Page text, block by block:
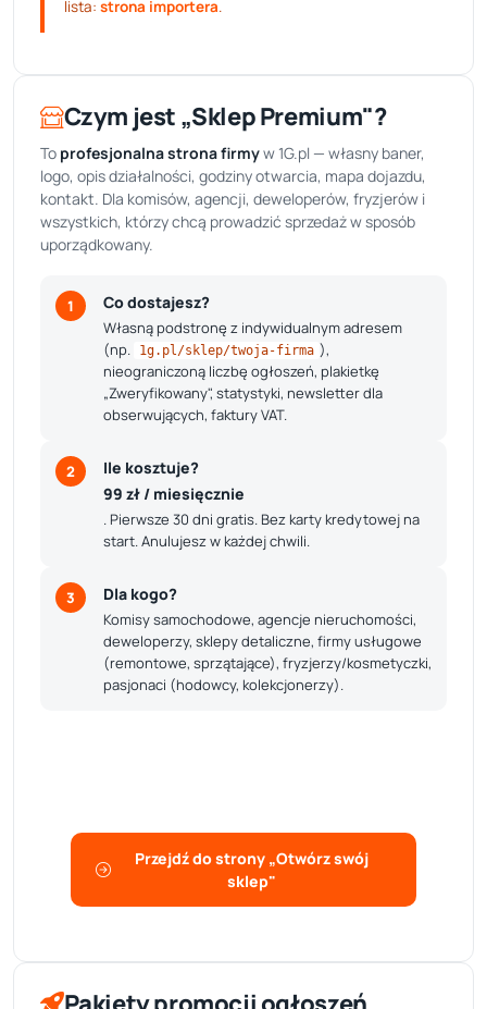
lista: strona importera.
Czym jest „Sklep Premium"?
To profesjonalna strona firmyw 1G.pl — własny baner,
logo, opis działalności, godziny otwarcia, mapa dojazdu,
kontakt. Dla komisów, agencji, deweloperów, fryzjerów i
wszystkich, którzy chcą prowadzić sprzedaż w sposób
uporządkowany.
1 Co dostajesz?
Własną podstronę z indywidualnym adresem
(np.
1g.pl/sklep/twoja-firma ),
nieograniczoną liczbę ogłoszeń, plakietkę
„Zweryfikowany", statystyki, newsletter dla
obserwujących, faktury VAT.
2
Ile kosztuje?
99 zł / miesięcznie
. Pierwsze 30 dni gratis. Bez karty kredytowej na
start. Anulujesz w każdej chwili.
3 Dla kogo?
Komisy samochodowe, agencje nieruchomości,
deweloperzy, sklepy detaliczne, firmy usługowe
(remontowe, sprzątające), fryzjerzy/kosmetyczki,
pasjonaci (hodowcy, kolekcjonerzy).
Przejdź do strony „Otwórz swój
sklep"